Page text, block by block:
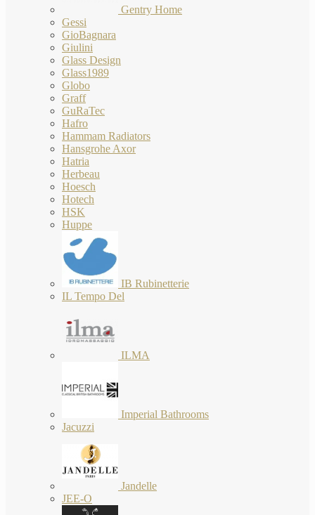
Gentry Home
Gessi
GioBagnara
Giulini
Glass Design
Glass1989
Globo
Graff
GuRaTec
Hafro
Hammam Radiators
Hansgrohe Axor
Hatria
Herbeau
Hoesch
Hotech
HSK
Huppe
IB Rubinetterie
IL Tempo Del
ILMA
Imperial Bathrooms
Jacuzzi
Jandelle
JEE-O